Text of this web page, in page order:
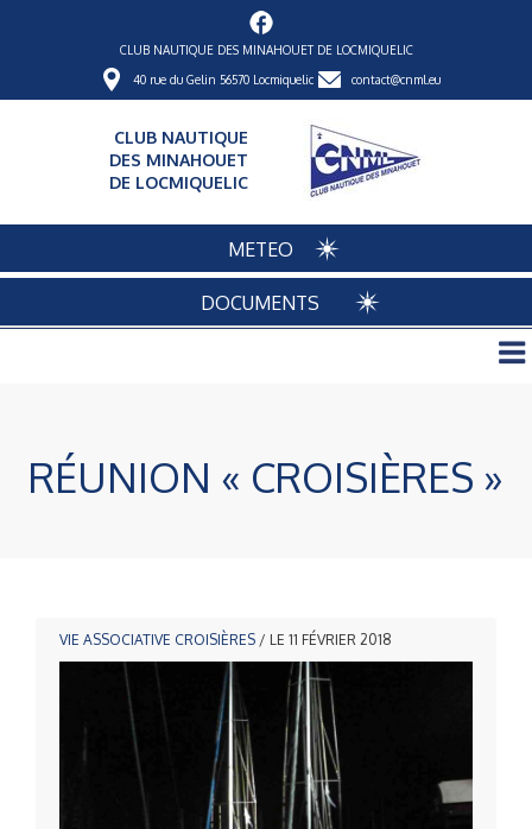
CLUB NAUTIQUE DES MINAHOUET DE LOCMIQUELIC
40 rue du Gelin 56570 Locmiquelic contact@cnml.eu
CLUB NAUTIQUE
DES MINAHOUET
DE LOCMIQUELIC
METEO
DOCUMENTS
RÉUNION « CROISIÈRES »
VIE ASSOCIATIVE CROISIÈRES / LE 11 FÉVRIER 2018